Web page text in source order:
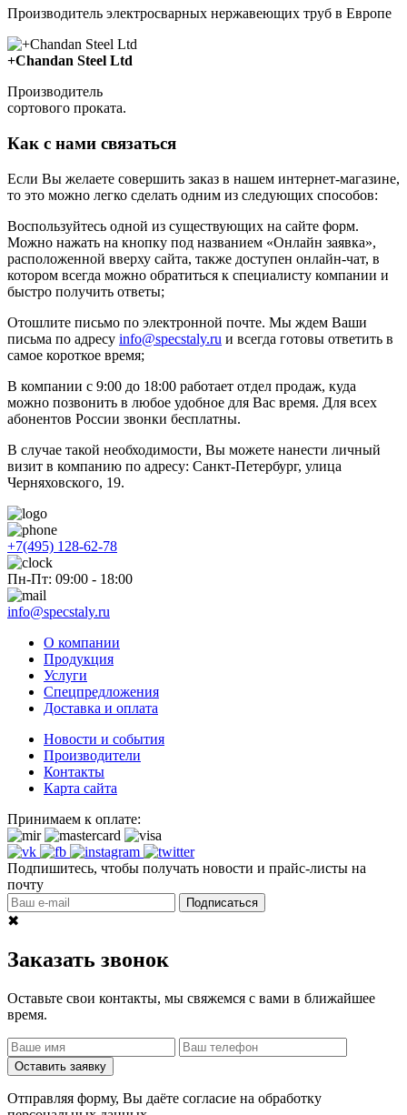
Производитель электросварных нержавеющих труб в Европе
+Chandan Steel Ltd
Производитель
сортового проката.
Как с нами связаться
Если Вы желаете совершить заказ в нашем интернет-магазине,
то это можно легко сделать одним из следующих способов:
Воспользуйтесь одной из существующих на сайте форм.
Можно нажать на кнопку под названием «Онлайн заявка»,
расположенной вверху сайта, также доступен онлайн-чат, в
котором всегда можно обратиться к специалисту компании и
быстро получить ответы;
Отошлите письмо по электронной почте. Мы ждем Ваши
письма по адресу info@specstaly.ru и всегда готовы ответить в
самое короткое время;
В компании с 9:00 до 18:00 работает отдел продаж, куда
можно позвонить в любое удобное для Вас время. Для всех
абонентов России звонки бесплатны.
В случае такой необходимости, Вы можете нанести личный
визит в компанию по адресу: Санкт-Петербург, улица
Черняховского, 19.
+7(495) 128-62-78
Пн-Пт: 09:00 - 18:00
info@specstaly.ru
О компании
Продукция
Услуги
Спецпредложения
Доставка и оплата
Новости и события
Производители
Контакты
Карта сайта
Принимаем к оплате:
Подпишитесь, чтобы получать новости и прайс-листы на
почту
Подписаться
✖
Заказать звонок
Оставьте свои контакты, мы свяжемся с вами в ближайшее
время.
Оставить заявку
Отправляя форму, Вы даёте согласие на обработку